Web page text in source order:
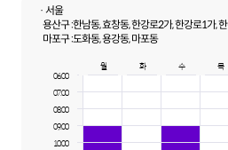
· 서울
용산구 :한남동, 효창동, 한강로2가, 한강로1가,
마포구 :도화동, 용강동, 마포동
월 화 수 목
06:00
07:00
08:00
09:00
10:00